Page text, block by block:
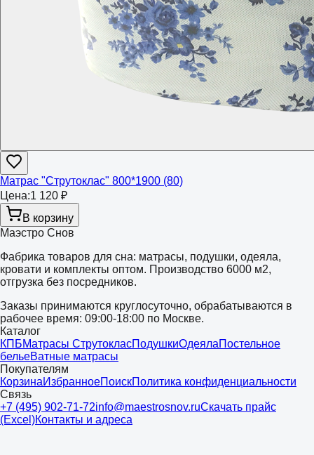
Матрас "Струтоклас" 800*1900 (80)
Цена:1 120 ₽
В корзину
Маэстро Снов
Фабрика товаров для сна: матрасы, подушки, одеяла,
кровати и комплекты оптом. Производство 6000 м2,
отгрузка без посредников.
Заказы принимаются круглосуточно, обрабатываются в
рабочее время: 09:00-18:00 по Москве.
Каталог
КПБМатрасы СтрутокласПодушкиОдеялаПостельное
бельеВатные матрасы
Покупателям
КорзинаИзбранноеПоискПолитика конфиденциальности
Связь
+7 (495) 902-71-72info@maestrosnov.ruСкачать прайс
(Excel)Контакты и адреса